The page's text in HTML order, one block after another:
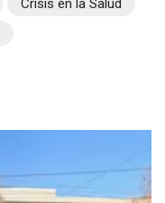
Crisis en la Salud